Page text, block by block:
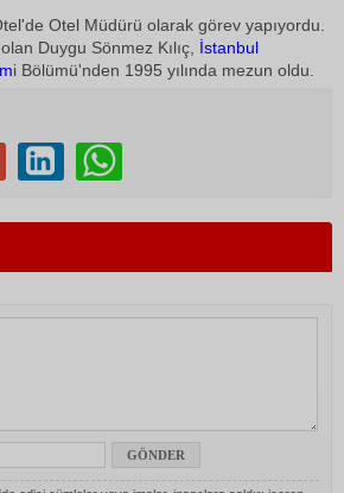
Otel Müdürü olarak görev yapıyordu.
Duygu Sönmez Kılıç, İstanbul
i Bölümü'nden 1995 yılında mezun oldu.